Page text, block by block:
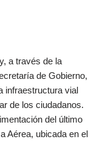
a través de la
de Gobierno,
infraestructura vial
de los ciudadanos.
del último
Aérea, ubicada en el